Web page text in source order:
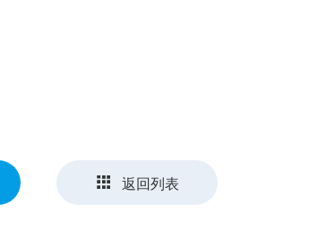
返回列表